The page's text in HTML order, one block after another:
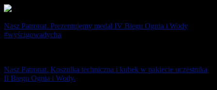
Nasz Patronat. Prezentujemy medal IV Biegu Ognia i Wody
#wyścigowadycha
Nasz Patronat. Koszulka techniczna i kubek w pakiecie uczestnika
II Biegu Ognia i Wody.